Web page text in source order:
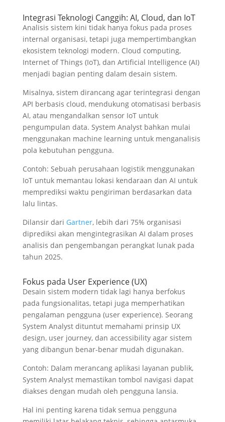
Integrasi Teknologi Canggih: AI, Cloud, dan IoT
Analisis sistem kini tidak hanya fokus pada proses
internal organisasi, tetapi juga mempertimbangkan
ekosistem teknologi modern. Cloud computing,
Internet of Things (IoT), dan Artificial Intelligence (AI)
menjadi bagian penting dalam desain sistem.
Misalnya, sistem dirancang agar terintegrasi dengan
API berbasis cloud, mendukung otomatisasi berbasis
AI, atau mengandalkan sensor IoT untuk
pengumpulan data. System Analyst bahkan mulai
menggunakan machine learning untuk menganalisis
pola kebutuhan pengguna.
Contoh: Sebuah perusahaan logistik menggunakan
IoT untuk memantau lokasi kendaraan dan AI untuk
memprediksi waktu pengiriman berdasarkan data
lalu lintas.
Dilansir dari Gartner, lebih dari 75% organisasi
diprediksi akan mengintegrasikan AI dalam proses
analisis dan pengembangan perangkat lunak pada
tahun 2025.
Fokus pada User Experience (UX)
Desain sistem modern tidak lagi hanya berfokus
pada fungsionalitas, tetapi juga memperhatikan
pengalaman pengguna (user experience). Seorang
System Analyst dituntut memahami prinsip UX
design, user journey, dan accessibility agar sistem
yang dibangun benar-benar mudah digunakan.
Contoh: Dalam merancang aplikasi layanan publik,
System Analyst memastikan tombol navigasi dapat
diakses dengan mudah oleh pengguna lansia.
Hal ini penting karena tidak semua pengguna